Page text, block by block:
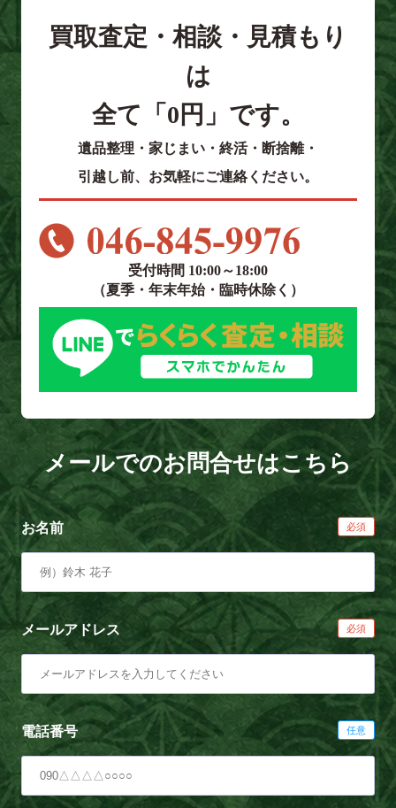
買取査定・相談・見積もり
は
全て「0円」です。
遺品整理・家じまい・終活・断捨離・
引越し前、お気軽にご連絡ください。
受付時間 10:00～18:00
（夏季・年末年始・臨時休除く）
メールでのお問合せはこちら
お名前
メールアドレス
電話番号